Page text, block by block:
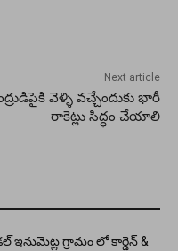
Next article
వెళ్ళి వచ్చేందుకు భారీ
రాకెట్లు సిద్ధం చేయాలి
ఇనుమెట్ల గ్రామం లో కార్డెన్ &